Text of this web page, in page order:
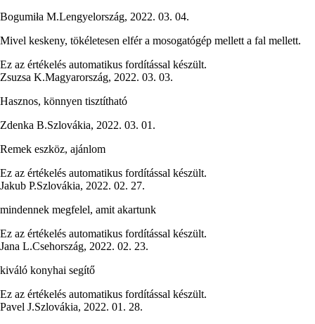
Bogumiła M.Lengyelország, 2022. 03. 04.
Mivel keskeny, tökéletesen elfér a mosogatógép mellett a fal mellett.
Ez az értékelés automatikus fordítással készült.
Zsuzsa K.Magyarország, 2022. 03. 03.
Hasznos, könnyen tisztítható
Zdenka B.Szlovákia, 2022. 03. 01.
Remek eszköz, ajánlom
Ez az értékelés automatikus fordítással készült.
Jakub P.Szlovákia, 2022. 02. 27.
mindennek megfelel, amit akartunk
Ez az értékelés automatikus fordítással készült.
Jana L.Csehország, 2022. 02. 23.
kiváló konyhai segítő
Ez az értékelés automatikus fordítással készült.
Pavel J.Szlovákia, 2022. 01. 28.